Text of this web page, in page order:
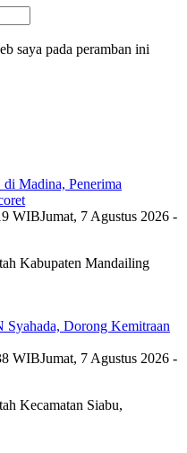
saya pada peramban ini
di Madina, Penerima
WIBJumat, 7 Agustus 2026 -
Kabupaten Mandailing
Dorong Kemitraan
WIBJumat, 7 Agustus 2026 -
Kecamatan Siabu,